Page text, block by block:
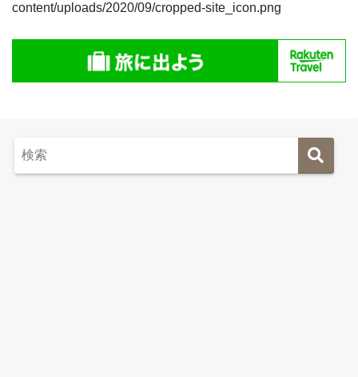
content/uploads/2020/09/cropped-site_icon.png